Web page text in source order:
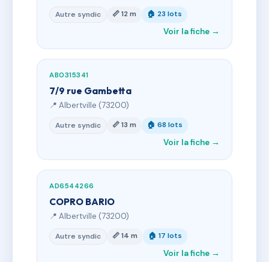
Autre syndic 📏 12 m 🏠 23 lots
Voir la fiche →
AB0315341
7/9 rue Gambetta
📍 Albertville (73200)
Autre syndic 📏 13 m 🏠 68 lots
Voir la fiche →
AD6544266
COPRO BARIO
📍 Albertville (73200)
Autre syndic 📏 14 m 🏠 17 lots
Voir la fiche →